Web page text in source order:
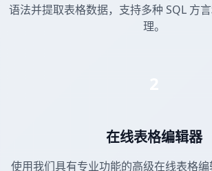
语法并提取表格数据，支持多种 SQL 方
理。
在线表格编辑器
使用我们具有专业功能的高级在线表格